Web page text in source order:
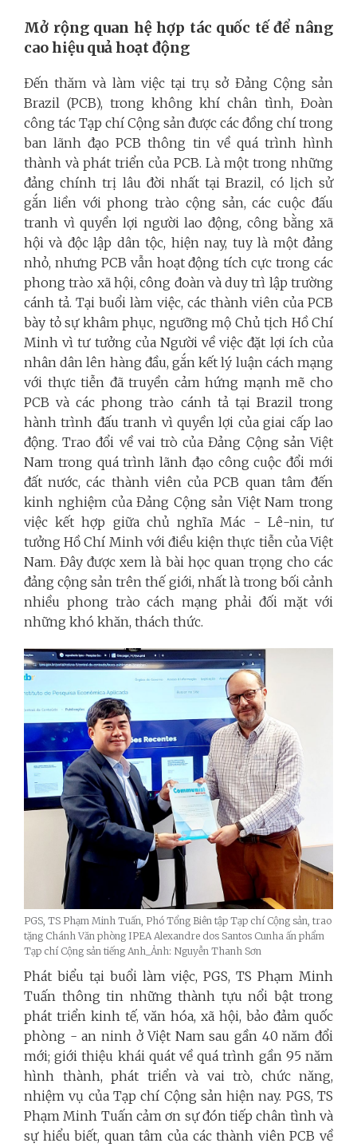
Mở rộng quan hệ hợp tác quốc tế để nâng
cao hiệu quả hoạt động
Đến thăm và làm việc tại trụ sở Đảng Cộng sản
Brazil (PCB), trong không khí chân tình, Đoàn
công tác Tạp chí Cộng sản được các đồng chí trong
ban lãnh đạo PCB thông tin về quá trình hình
thành và phát triển của PCB. Là một trong những
đảng chính trị lâu đời nhất tại Brazil, có lịch sử
gắn liền với phong trào cộng sản, các cuộc đấu
tranh vì quyền lợi người lao động, công bằng xã
hội và độc lập dân tộc, hiện nay, tuy là một đảng
nhỏ, nhưng PCB vẫn hoạt động tích cực trong các
phong trào xã hội, công đoàn và duy trì lập trường
cánh tả. Tại buổi làm việc, các thành viên của PCB
bày tỏ sự khâm phục, ngưỡng mộ Chủ tịch Hồ Chí
Minh vì tư tưởng của Người về việc đặt lợi ích của
nhân dân lên hàng đầu, gắn kết lý luận cách mạng
với thực tiễn đã truyền cảm hứng mạnh mẽ cho
PCB và các phong trào cánh tả tại Brazil trong
hành trình đấu tranh vì quyền lợi của giai cấp lao
động. Trao đổi về vai trò của Đảng Cộng sản Việt
Nam trong quá trình lãnh đạo công cuộc đổi mới
đất nước, các thành viên của PCB quan tâm đến
kinh nghiệm của Đảng Cộng sản Việt Nam trong
việc kết hợp giữa chủ nghĩa Mác - Lê-nin, tư
tưởng Hồ Chí Minh với điều kiện thực tiễn của Việt
Nam. Đây được xem là bài học quan trọng cho các
đảng cộng sản trên thế giới, nhất là trong bối cảnh
nhiều phong trào cách mạng phải đối mặt với
những khó khăn, thách thức.
PGS, TS Phạm Minh Tuấn, Phó Tổng Biên tập Tạp chí Cộng sản, trao
tặng Chánh Văn phòng IPEA Alexandre dos Santos Cunha ấn phẩm
Tạp chí Cộng sản tiếng Anh_Ảnh: Nguyễn Thanh Sơn
Phát biểu tại buổi làm việc, PGS, TS Phạm Minh
Tuấn thông tin những thành tựu nổi bật trong
phát triển kinh tế, văn hóa, xã hội, bảo đảm quốc
phòng - an ninh ở Việt Nam sau gần 40 năm đổi
mới; giới thiệu khái quát về quá trình gần 95 năm
hình thành, phát triển và vai trò, chức năng,
nhiệm vụ của Tạp chí Cộng sản hiện nay. PGS, TS
Phạm Minh Tuấn cảm ơn sự đón tiếp chân tình và
sự hiểu biết, quan tâm của các thành viên PCB về